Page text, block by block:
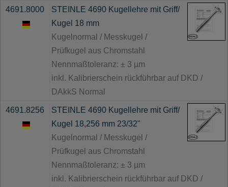
4691.8000
STEINLE 4690 Kugellehre mit Griff/
Kugel 18 mm
Kugelnormal / Messkugel /
Prüfkugel aus Chromstahl
Nennmaßtoleranz: ± 3 µm
inkl. Kalibrierschein rückführbar auf DKD /
DAkkS Normal
4691.8256
STEINLE 4690 Kugellehre mit Griff/
Kugel 18,256 mm 23/32"
Kugelnormal / Messkugel /
Prüfkugel aus Chromstahl
Nennmaßtoleranz: ± 3 µm
inkl. Kalibrierschein rückführbar auf DKD /